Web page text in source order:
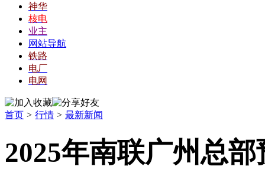
神华
核电
业主
网站导航
铁路
电厂
电网
首页 > 行情 > 最新新闻
2025年南联广州总